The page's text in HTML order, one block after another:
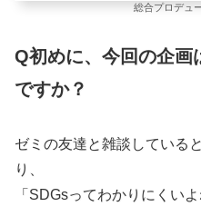
総合プロデュ
Q初めに、今回の企画
ですか？
ゼミの友達と雑談している
り、
「SDGsってわかりにくい